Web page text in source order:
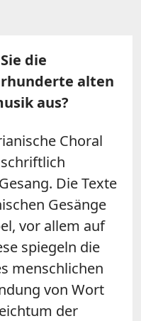
die
alten
aus?
Choral
Die Texte
Gesänge
vor allem auf
spiegeln die
menschlichen
von Wort
der